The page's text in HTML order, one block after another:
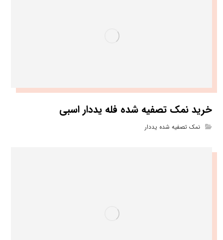
خرید نمک تصفیه شده فله یددار اسبی
نمک تصفیه شده یددار